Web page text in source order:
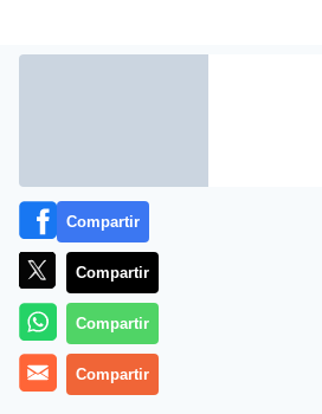
Más información
Compartir
Compartir
Compartir
Compartir